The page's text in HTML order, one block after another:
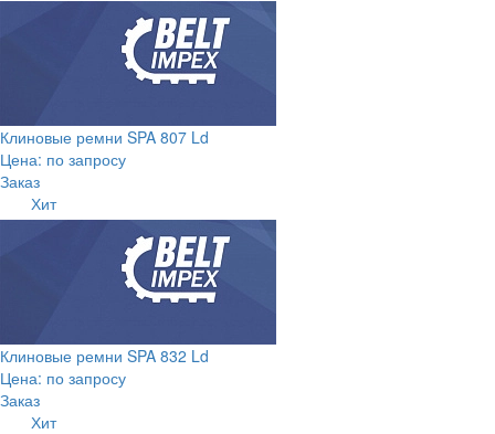
Клиновые ремни SPA 807 Ld
Цена: по запросу
Заказ
Хит
Клиновые ремни SPA 832 Ld
Цена: по запросу
Заказ
Хит